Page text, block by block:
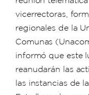
vicerrectoras,
regionales de la
Comunas
informó que este
reanudarán las
las instancias de